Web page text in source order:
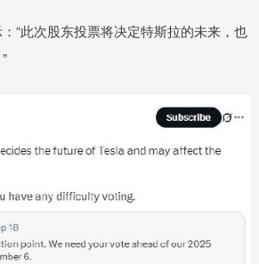
此次股东投票将决定特斯拉的未来，也